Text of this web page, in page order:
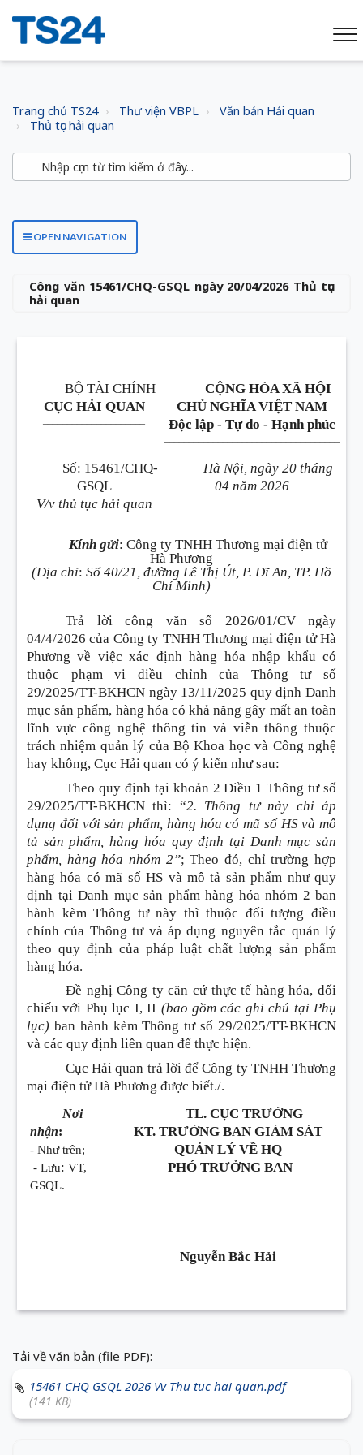
Trang chủ TS24 Thư viện VBPL
Văn bản Hải quan
Thủ tục hải quan
OPEN NAVIGATION
Công văn 15461/CHQ-GSQL ngày 20/04/2026 Thủ tục
hải quan
BỘ TÀI CHÍNH
CỤC HẢI QUAN
CỘNG HÒA XÃ HỘI
CHỦ NGHĨA VIỆT NAM
Độc lập - Tự do - Hạnh phúc
Số: 15461/CHQ-
GSQL
V/v thủ tục hải quan
Hà Nội, ngày 20 tháng
04 năm 2026
Kính gửi: Công ty TNHH Thương mại điện tử
Hà Phương
(Địa chỉ: Số 40/21, đường Lê Thị Út, P. Dĩ An, TP. Hồ
Chí Minh)
Trả lời công văn số 2026/01/CV ngày
04/4/2026 của Công ty TNHH Thương mại điện tử Hà
Phương về việc xác định hàng hóa nhập khẩu có
thuộc phạm vi điều chỉnh của Thông tư số
29/2025/TT-BKHCN ngày 13/11/2025 quy định Danh
mục sản phẩm, hàng hóa có khả năng gây mất an toàn
lĩnh vực công nghệ thông tin và viễn thông thuộc
trách nhiệm quản lý của Bộ Khoa học và Công nghệ
hay không, Cục Hải quan có ý kiến như sau:
Theo quy định tại khoản 2 Điều 1 Thông tư số
29/2025/TT-BKHCN thì: “2. Thông tư này chỉ áp
dụng đối với sản phẩm, hàng hóa có mã số HS và mô
tả sản phẩm, hàng hóa quy định tại Danh mục sản
phẩm, hàng hóa nhóm 2”; Theo đó, chỉ trường hợp
hàng hóa có mã số HS và mô tả sản phẩm như quy
định tại Danh mục sản phẩm hàng hóa nhóm 2 ban
hành kèm Thông tư này thì thuộc đối tượng điều
chỉnh của Thông tư và áp dụng nguyên tắc quản lý
theo quy định của pháp luật chất lượng sản phẩm
hàng hóa.
Đề nghị Công ty căn cứ thực tế hàng hóa, đối
chiếu với Phụ lục I, II (bao gồm các ghi chú tại Phụ
lục) ban hành kèm Thông tư số 29/2025/TT-BKHCN
và các quy định liên quan để thực hiện.
Cục Hải quan trả lời để Công ty TNHH Thương
mại điện tử Hà Phương được biết./.
Nơi
nhận:
- Như trên;
- Lưu: VT,
GSQL.
TL. CỤC TRƯỞNG
KT. TRƯỞNG BAN GIÁM SÁT
QUẢN LÝ VỀ HQ
PHÓ TRƯỞNG BAN
Nguyễn Bắc Hải
Tải về văn bản (file PDF):
15461 CHQ GSQL 2026 Vv Thu tuc hai quan.pdf
(141 KB)